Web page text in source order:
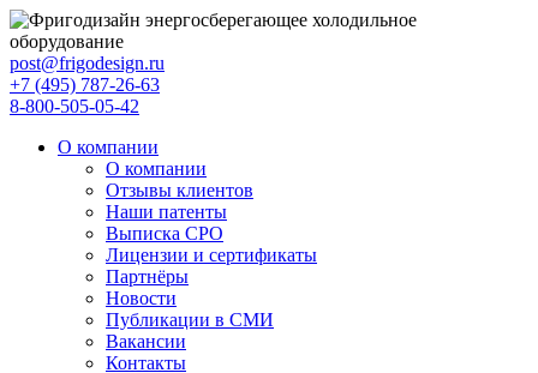
post@frigodesign.ru
+7 (495) 787-26-63
8-800-505-05-42
О компании
О компании
Отзывы клиентов
Наши патенты
Выписка СРО
Лицензии и сертификаты
Партнёры
Новости
Публикации в СМИ
Вакансии
Контакты